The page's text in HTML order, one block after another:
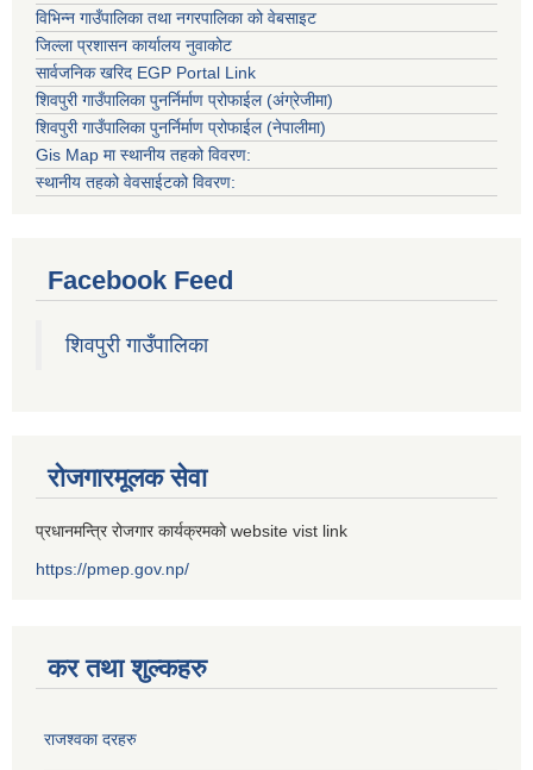
विभिन्न गाउँपालिका तथा नगरपालिका को वेबसाइट
जिल्ला प्रशासन कार्यालय नुवाकोट
सार्वजनिक खरिद EGP Portal Link
शिवपुरी गाउँपालिका पुनर्निर्माण प्रोफाईल (अंग्रेजीमा)
शिवपुरी गाउँपालिका पुनर्निर्माण प्रोफाईल (नेपालीमा)
Gis Map मा स्थानीय तहको विवरण:
स्थानीय तहको वेवसाईटको विवरण:
Facebook Feed
शिवपुरी गाउँपालिका
रोजगारमूलक सेवा
प्रधानमन्त्रि रोजगार कार्यक्रमको website vist link
https://pmep.gov.np/
कर तथा शुल्कहरु
राजश्वका दरहरु